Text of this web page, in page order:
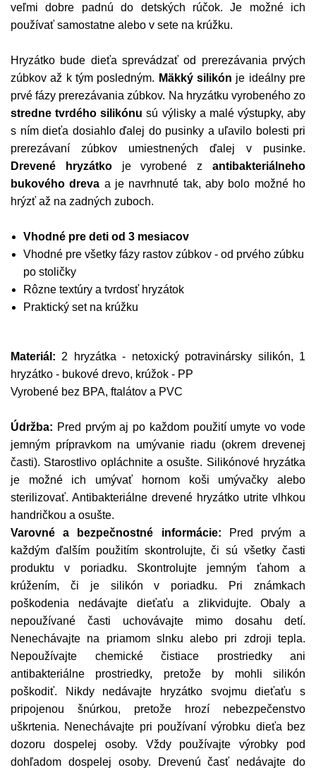
veľmi dobre padnú do detských rúčok. Je možné ich
používať samostatne alebo v sete na krúžku.
Hryzátko bude dieťa sprevádzať od prerezávania prvých
zúbkov až k tým posledným. Mäkký silikón je ideálny pre
prvé fázy prerezávania zúbkov. Na hryzátku vyrobeného zo
stredne tvrdého silikónu sú výlisky a malé výstupky, aby
s ním dieťa dosiahlo ďalej do pusinky a uľavilo bolesti pri
prerezávaní zúbkov umiestnených ďalej v pusinke.
Drevené hryzátkoje vyrobené zantibakteriálneho
bukového dreva a je navrhnuté tak, aby bolo možné ho
hrýzť až na zadných zuboch.
Vhodné pre deti od 3 mesiacov
Vhodné pre všetky fázy rastov zúbkov - od prvého zúbku
po stoličky
Rôzne textúry a tvrdosť hryzátok
Praktický set na krúžku
Materiál: 2 hryzátka - netoxický potravinársky silikón, 1
hryzátko - bukové drevo, krúžok - PP
Vyrobené bez BPA, ftalátov a PVC
Údržba: Pred prvým aj po každom použití umyte vo vode
jemným prípravkom na umývanie riadu (okrem drevenej
časti). Starostlivo opláchnite a osušte. Silikónové hryzátka
je možné ich umývať hornom koši umývačky alebo
sterilizovať. Antibakteriálne drevené hryzátko utrite vlhkou
handričkou a osušte.
Varovné a bezpečnostné informácie:
Pred prvým a
každým ďalším použitím skontrolujte, či sú všetky časti
produktu v poriadku. Skontrolujte jemným ťahom a
krúžením, či je silikón v poriadku. Pri známkach
poškodenia nedávajte dieťaťu a zlikvidujte. Obaly a
nepoužívané časti uchovávajte mimo dosahu detí.
Nenechávajte na priamom slnku alebo pri zdroji tepla.
Nepoužívajte chemické čistiace prostriedky ani
antibakteriálne prostriedky, pretože by mohli silikón
poškodiť. Nikdy nedávajte hryzátko svojmu dieťaťu s
pripojenou šnúrkou, pretože hrozí nebezpečenstvo
uškrtenia. Nenechávajte pri používaní výrobku dieťa bez
dozoru dospelej osoby. Vždy používajte výrobky pod
dohľadom dospelej osoby. Drevenú časť nedávajte do